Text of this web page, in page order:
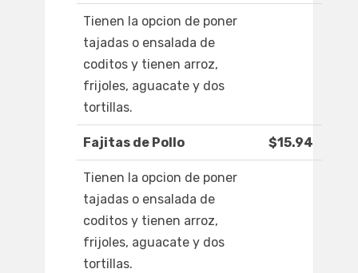
Tienen la opcion de poner
tajadas o ensalada de
coditos y tienen arroz,
frijoles, aguacate y dos
tortillas.
Fajitas de Pollo $15.94
Tienen la opcion de poner
tajadas o ensalada de
coditos y tienen arroz,
frijoles, aguacate y dos
tortillas.